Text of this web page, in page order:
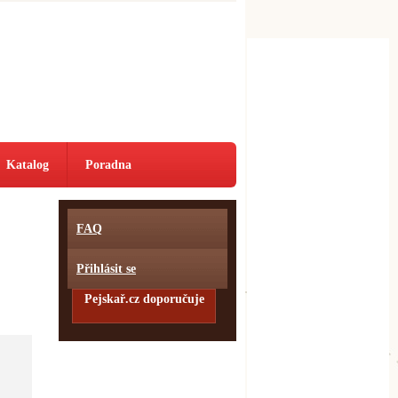
Katalog Poradna
FAQ
Přihlásit se
Pejskař.cz doporučuje